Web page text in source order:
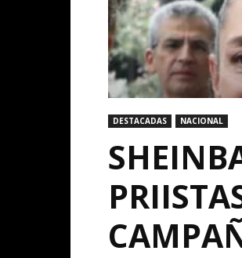
DESTACADAS NACIONAL